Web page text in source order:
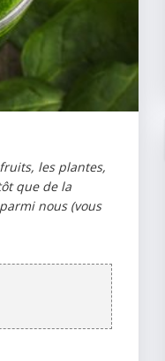
les plantes,
que de la
nous (vous